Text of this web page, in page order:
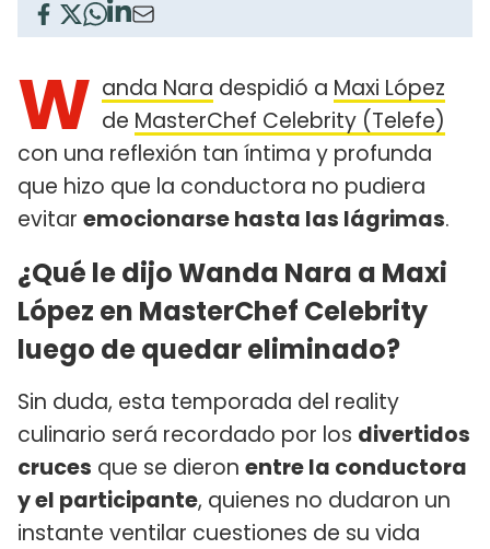
W anda Nara despidió a Maxi López
de MasterChef Celebrity (Telefe)
con una reflexión tan íntima y profunda
que hizo que la conductora no pudiera
evitar emocionarse hasta las lágrimas.
¿Qué le dijo Wanda Nara a Maxi
López en MasterChef Celebrity
luego de quedar eliminado?
Sin duda, esta temporada del reality
culinario será recordado por los divertidos
cruces que se dieron entre la conductora
y el participante, quienes no dudaron un
instante ventilar cuestiones de su vida